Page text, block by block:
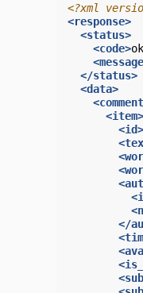
<?xml
<response>
<status>
<code>ok
</status>
<data>
<item>
<id>
</